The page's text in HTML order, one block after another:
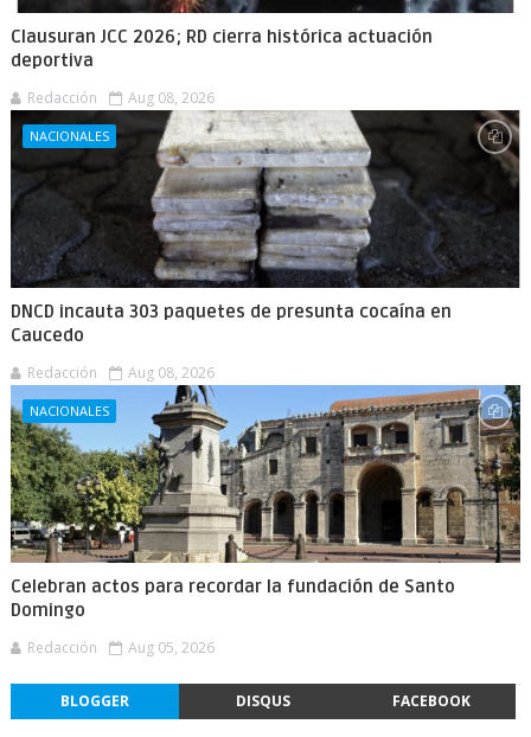
Clausuran JCC 2026; RD cierra histórica actuación
deportiva
Redacción Aug 08, 2026
NACIONALES
DNCD incauta 303 paquetes de presunta cocaína en
Caucedo
Redacción Aug 08, 2026
NACIONALES
Celebran actos para recordar la fundación de Santo
Domingo
Redacción Aug 05, 2026
BLOGGER DISQUS FACEBOOK